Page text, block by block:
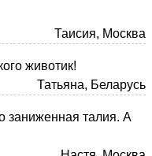
Таисия, Москва
животик!
Татьяна, Беларусь
заниженная талия. А